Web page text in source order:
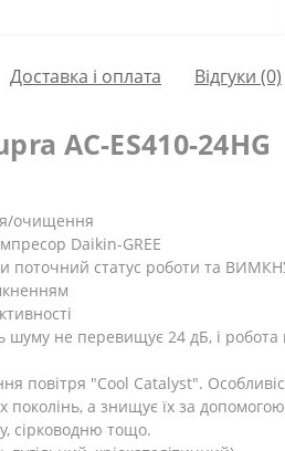
Доставка і оплата Відгуки (0)
AC-ES410-24HG
очищення
Daikin-GREE
поточний статус роботи та
не перевищує 24 дБ, і
повітря "Cool Catalyst".
а знищує їх за
сірководню тощо.